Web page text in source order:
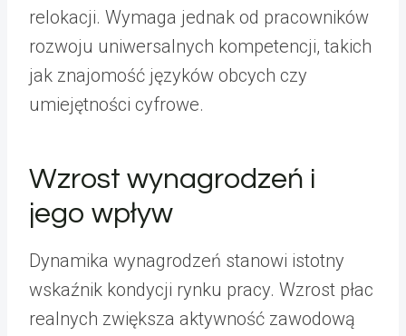
relokacji. Wymaga jednak od pracowników
rozwoju uniwersalnych kompetencji, takich
jak znajomość języków obcych czy
umiejętności cyfrowe.
Wzrost wynagrodzeń i
jego wpływ
Dynamika wynagrodzeń stanowi istotny
wskaźnik kondycji rynku pracy. Wzrost płac
realnych zwiększa aktywność zawodową